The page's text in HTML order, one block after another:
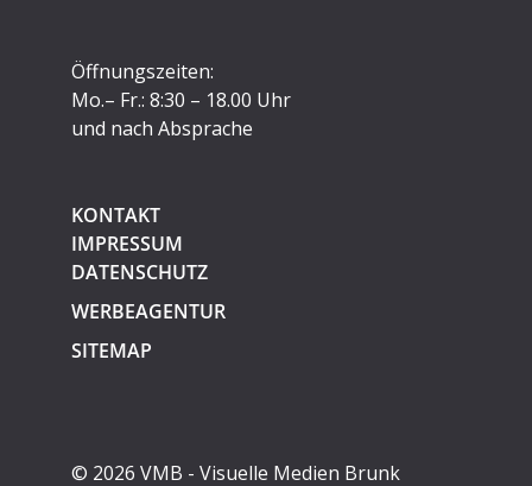
Öffnungszeiten:
Mo.– Fr.: 8:30 – 18.00 Uhr
und nach Absprache
KONTAKT
IMPRESSUM
DATENSCHUTZ
WERBEAGENTUR
SITEMAP
© 2026 VMB - Visuelle Medien Brunk